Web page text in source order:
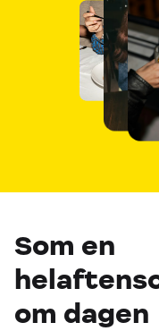
Som en
om dagen